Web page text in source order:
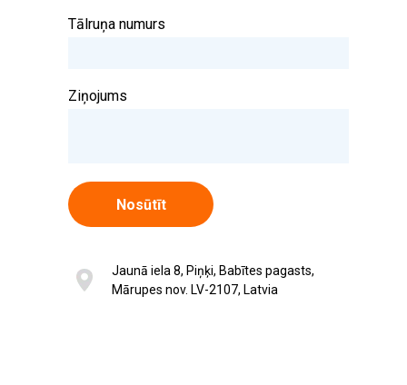
Jaunā iela 8, Piņķi, Babītes pagasts,
Mārupes nov. LV-2107, Latvia
Tālruņa numurs
Ziņojums
Nosūtīt